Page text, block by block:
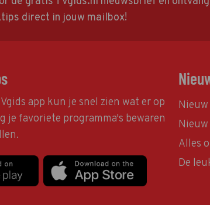
direct in jouw mailbox!
app kun je snel zien wat er op
je favoriete programma's bewaren
Alles
De